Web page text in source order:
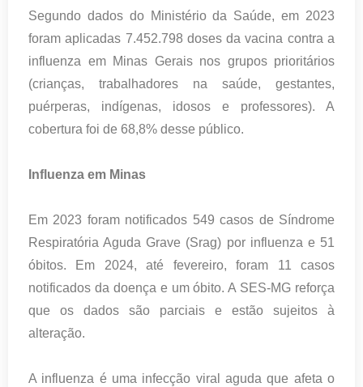
Segundo dados do Ministério da Saúde, em 2023
foram aplicadas 7.452.798 doses da vacina contra a
influenza em Minas Gerais nos grupos prioritários
(crianças, trabalhadores na saúde, gestantes,
puérperas, indígenas, idosos e professores). A
cobertura foi de 68,8% desse público.
Influenza em Minas
Em 2023 foram notificados 549 casos de Síndrome
Respiratória Aguda Grave (Srag) por influenza e 51
óbitos. Em 2024, até fevereiro, foram 11 casos
notificados da doença e um óbito. A SES-MG reforça
que os dados são parciais e estão sujeitos à
alteração.
A influenza é uma infecção viral aguda que afeta o